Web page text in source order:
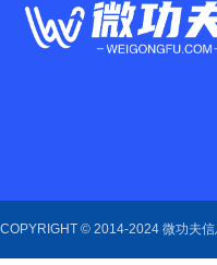
COPYRIGHT © 2014-2024 微功夫